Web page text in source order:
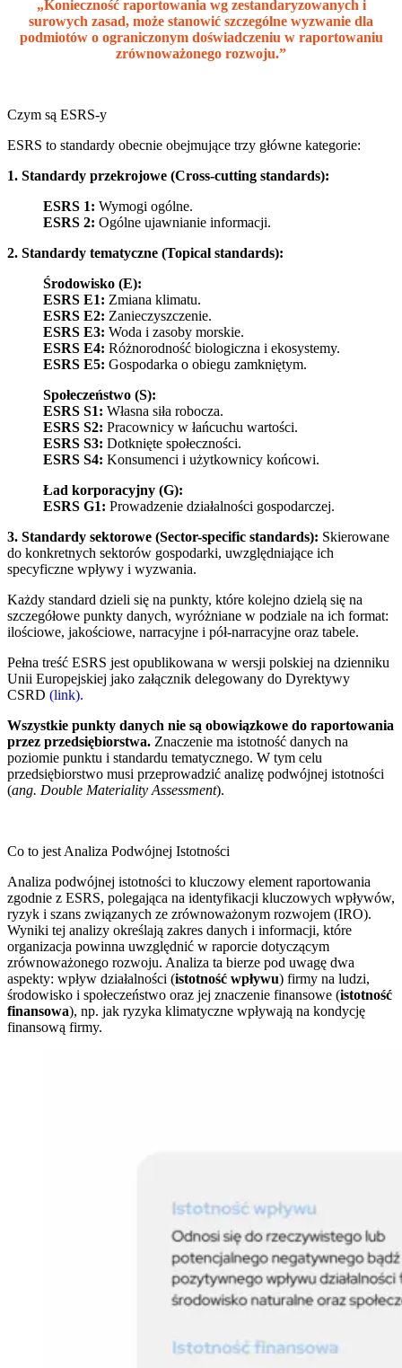
„Konieczność raportowania wg zestandaryzowanych i
surowych zasad, może stanowić szczególne wyzwanie dla
podmiotów o ograniczonym doświadczeniu w raportowaniu
zrównoważonego rozwoju.”
Czym są ESRS-y
ESRS to standardy obecnie obejmujące trzy główne kategorie:
1. Standardy przekrojowe (Cross-cutting standards):
ESRS 1: Wymogi ogólne.
ESRS 2: Ogólne ujawnianie informacji.
2. Standardy tematyczne (Topical standards):
Środowisko (E):
ESRS E1: Zmiana klimatu.
ESRS E2: Zanieczyszczenie.
ESRS E3: Woda i zasoby morskie.
ESRS E4: Różnorodność biologiczna i ekosystemy.
ESRS E5: Gospodarka o obiegu zamkniętym.
Społeczeństwo (S):
ESRS S1: Własna siła robocza.
ESRS S2: Pracownicy w łańcuchu wartości.
ESRS S3: Dotknięte społeczności.
ESRS S4: Konsumenci i użytkownicy końcowi.
Ład korporacyjny (G):
ESRS G1: Prowadzenie działalności gospodarczej.
3. Standardy sektorowe (Sector-specific standards): Skierowane
do konkretnych sektorów gospodarki, uwzględniające ich
specyficzne wpływy i wyzwania.
Każdy standard dzieli się na punkty, które kolejno dzielą się na
szczegółowe punkty danych, wyróżniane w podziale na ich format:
ilościowe, jakościowe, narracyjne i pół-narracyjne oraz tabele.
Pełna treść ESRS jest opublikowana w wersji polskiej na dzienniku
Unii Europejskiej jako załącznik delegowany do Dyrektywy
CSRD (link).
Wszystkie punkty danych nie są obowiązkowe do raportowania
przez przedsiębiorstwa. Znaczenie ma istotność danych na
poziomie punktu i standardu tematycznego. W tym celu
przedsiębiorstwo musi przeprowadzić analizę podwójnej istotności
(ang. Double Materiality Assessment).
Co to jest Analiza Podwójnej Istotności
Analiza podwójnej istotności to kluczowy element raportowania
zgodnie z ESRS, polegająca na identyfikacji kluczowych wpływów,
ryzyk i szans związanych ze zrównoważonym rozwojem (IRO).
Wyniki tej analizy określają zakres danych i informacji, które
organizacja powinna uwzględnić w raporcie dotyczącym
zrównoważonego rozwoju. Analiza ta bierze pod uwagę dwa
aspekty: wpływ działalności (istotność wpływu) firmy na ludzi,
środowisko i społeczeństwo oraz jej znaczenie finansowe (istotność
finansowa), np. jak ryzyka klimatyczne wpływają na kondycję
finansową firmy.